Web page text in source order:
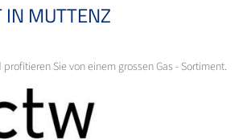
IN MUTTENZ
Sie von einem grossen Gas - Sortiment.